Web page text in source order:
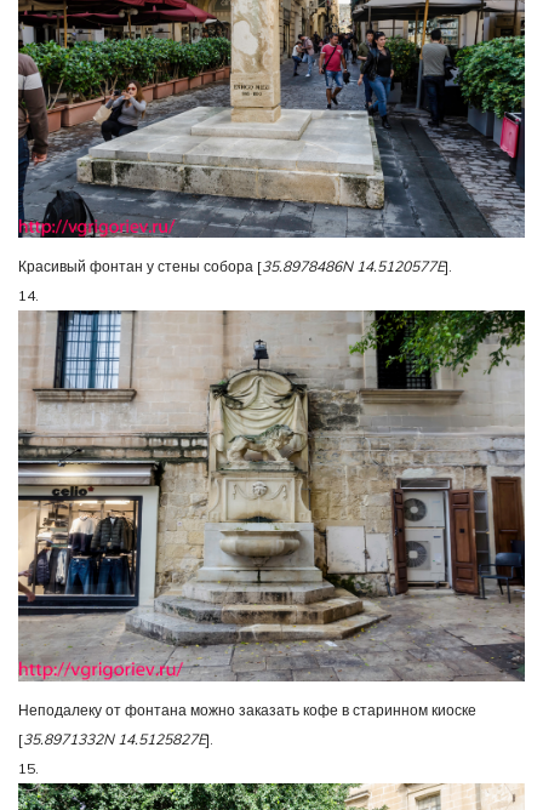
Красивый фонтан у стены собора [35.8978486N 14.5120577E].
14.
Неподалеку от фонтана можно заказать кофе в старинном киоске
[35.8971332N 14.5125827E].
15.